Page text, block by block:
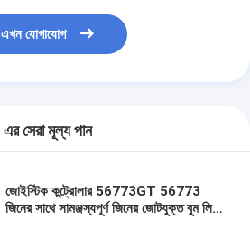
এখন যোগাযোগ
এর সেরা মূল্য পান
জোইস্টিক কন্ট্রোলার 56773GT 56773
জিনের সাথে সামঞ্জস্যপূর্ণ জিনের জোটযুক্ত বুম লিফট